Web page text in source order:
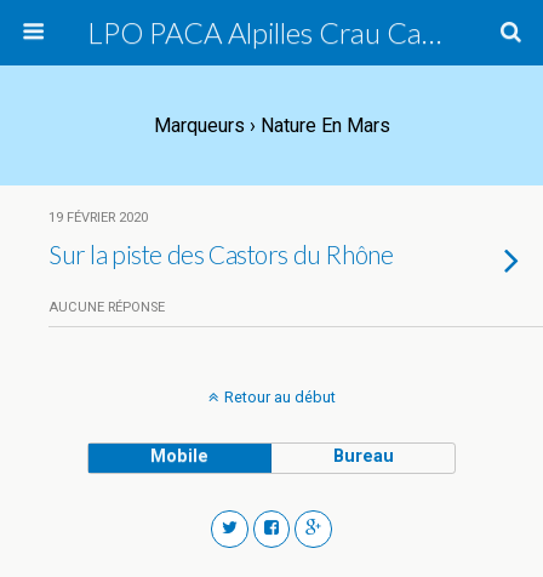
LPO PACA Alpilles Crau Camargue, groupe local
Marqueurs › Nature En Mars
19 FÉVRIER 2020
Sur la piste des Castors du Rhône
AUCUNE RÉPONSE
Retour au début
Mobile Bureau